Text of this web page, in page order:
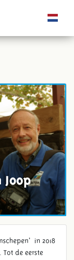
Joop
in 2018
de eerste